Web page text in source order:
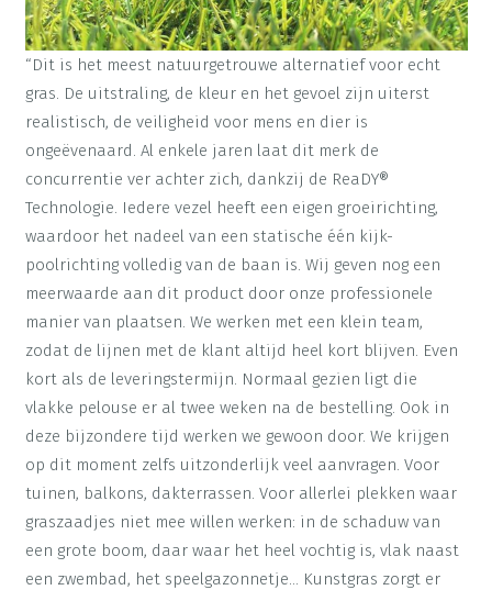
“Dit is het meest natuurgetrouwe alternatief voor echt
gras. De uitstraling, de kleur en het gevoel zijn uiterst
realistisch, de veiligheid voor mens en dier is
ongeëvenaard. Al enkele jaren laat dit merk de
concurrentie ver achter zich, dankzij de ReaDY®
Technologie. Iedere vezel heeft een eigen groeirichting,
waardoor het nadeel van een statische één kijk-
poolrichting volledig van de baan is. Wij geven nog een
meerwaarde aan dit product door onze professionele
manier van plaatsen. We werken met een klein team,
zodat de lijnen met de klant altijd heel kort blijven. Even
kort als de leveringstermijn. Normaal gezien ligt die
vlakke pelouse er al twee weken na de bestelling. Ook in
deze bijzondere tijd werken we gewoon door. We krijgen
op dit moment zelfs uitzonderlijk veel aanvragen. Voor
tuinen, balkons, dakterrassen. Voor allerlei plekken waar
graszaadjes niet mee willen werken: in de schaduw van
een grote boom, daar waar het heel vochtig is, vlak naast
een zwembad, het speelgazonnetje… Kunstgras zorgt er